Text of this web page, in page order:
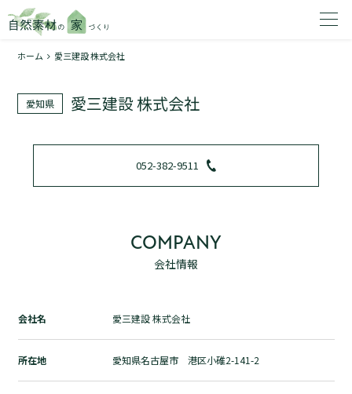
1
トップページ
加盟店検索
自然素材の家づくりとは？
ホーム 愛三建設 株式会社
愛知県 愛三建設 株式会社
052-382-9511
COMPANY
会社情報
会社名 愛三建設 株式会社
所在地 愛知県名古屋市 港区小碓2-141-2